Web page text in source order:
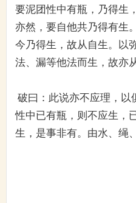
要泥团性中有瓶，乃得生
亦然，要自他共乃得有生
今乃得生，故从自生。以
法、漏等他法而生，故亦
破曰：此说亦不应理，以
性中已有瓶，则不应生，
生，是事非有。由水、绳